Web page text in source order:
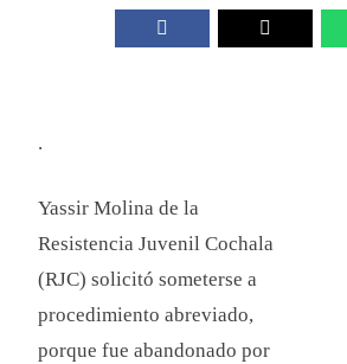
.
Yassir Molina de la
Resistencia Juvenil Cochala
(RJC) solicitó someterse a
procedimiento abreviado,
porque fue abandonado por